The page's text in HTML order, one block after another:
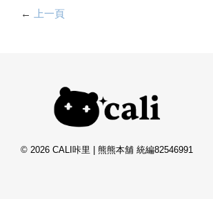
← 上一頁
© 2026 CALI咔里 | 熊熊本舖 統編82546991